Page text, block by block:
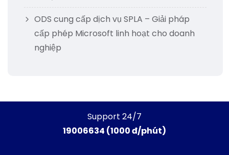
ODS cung cấp dịch vụ SPLA – Giải pháp
cấp phép Microsoft linh hoạt cho doanh
nghiệp
Support 24/7
19006634 (1000 đ/phút)